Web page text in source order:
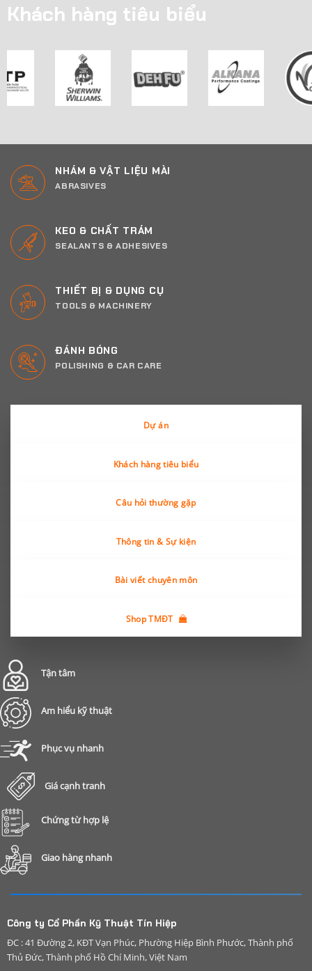
Khách hàng tiêu biểu
NHÁM & VẬT LIỆU MÀI
ABRASIVES
KEO & CHẤT TRÁM
SEALANTS & ADHESIVES
THIẾT BỊ & DỤNG CỤ
TOOLS & MACHINERY
ĐÁNH BÓNG
POLISHING & CAR CARE
Dự án
Khách hàng tiêu biểu
Câu hỏi thường gặp
Thông tin & Sự kiện
Bài viết chuyên môn
Shop TMĐT
Tận tâm
Am hiểu kỹ thuật
Phục vụ nhanh
Giá cạnh tranh
Chứng từ hợp lệ
Giao hàng nhanh
Công ty Cổ Phần Kỹ Thuật Tín Hiệp
ĐC : 41 Đường 2, KĐT Vạn Phúc, Phường Hiệp Bình Phước, Thành phố
Thủ Đức, Thành phố Hồ Chí Minh, Việt Nam